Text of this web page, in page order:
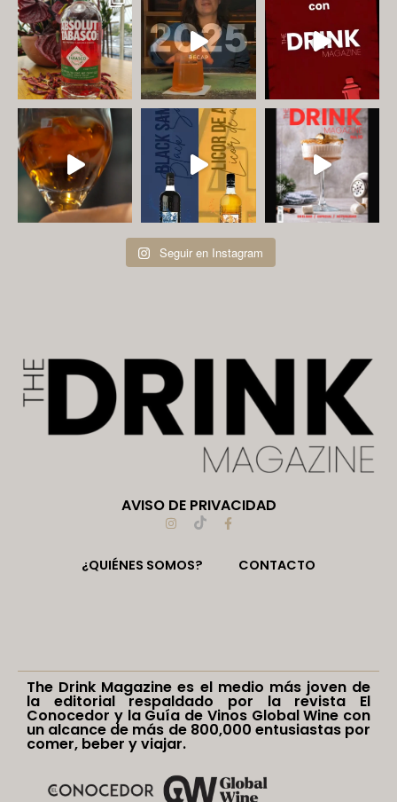
Seguir en Instagram
AVISO DE PRIVACIDAD
¿QUIÉNES SOMOS? CONTACTO
The Drink Magazine es el medio más joven de
la editorial respaldado por la revista El
Conocedor y la Guía de Vinos Global Wine con
un alcance de más de 800,000 entusiastas por
comer, beber y viajar.